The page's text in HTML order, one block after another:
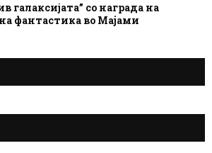
галаксијата” со награда на
фантастика во Мајами